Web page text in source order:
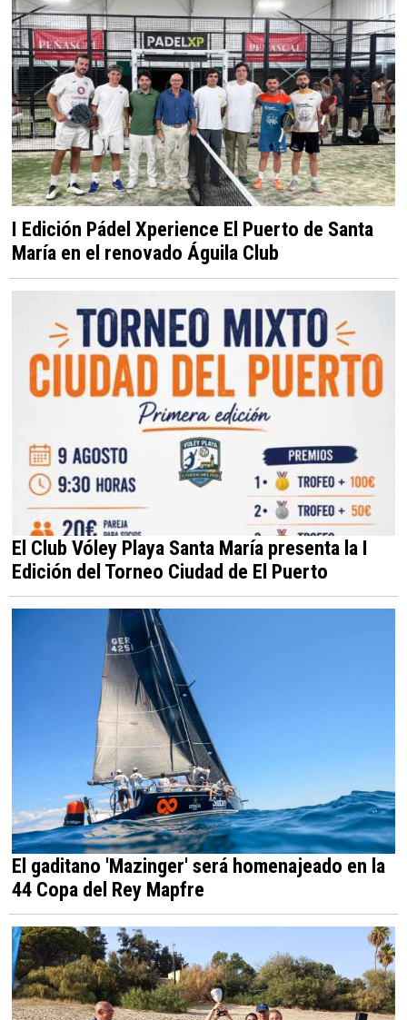
I Edición Pádel Xperience El Puerto de Santa
María en el renovado Águila Club
El Club Vóley Playa Santa María presenta la I
Edición del Torneo Ciudad de El Puerto
El gaditano 'Mazinger' será homenajeado en la
44 Copa del Rey Mapfre